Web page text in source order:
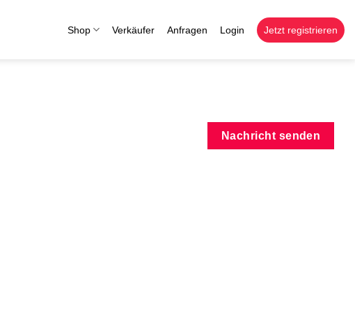
Shop Verkäufer Anfragen Login Jetzt registrieren
Nachricht senden